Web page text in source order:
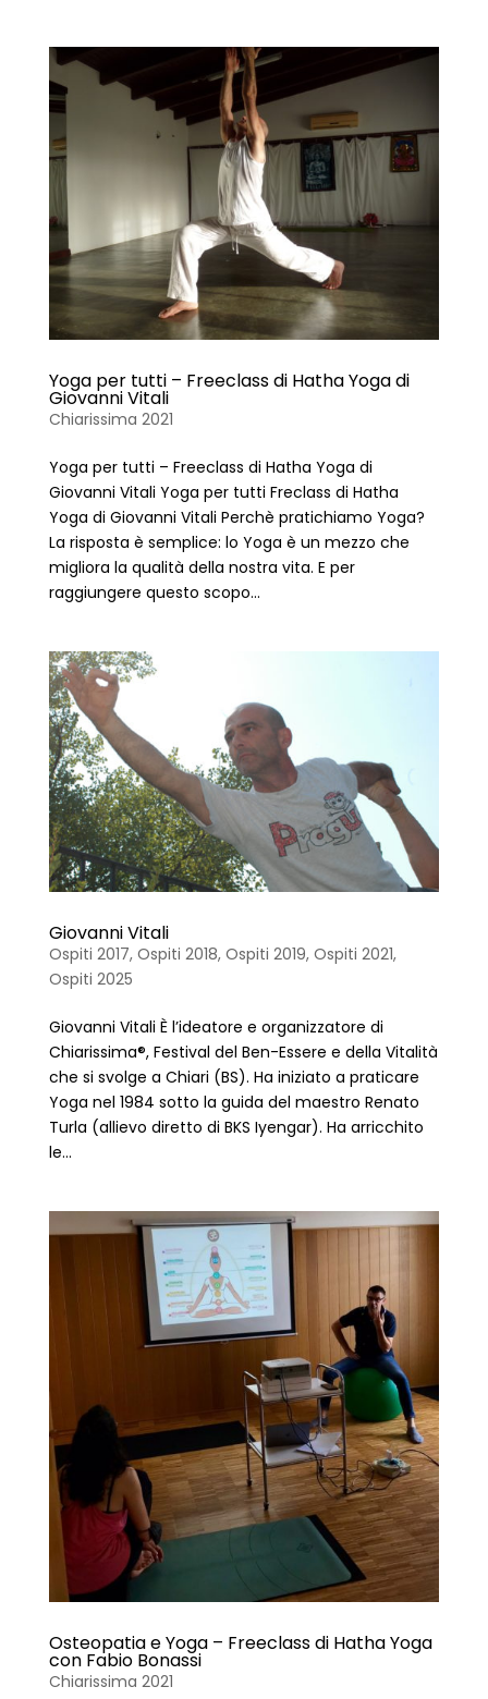
Yoga per tutti – Freeclass di Hatha Yoga di
Giovanni Vitali
Chiarissima 2021
Yoga per tutti – Freeclass di Hatha Yoga di
Giovanni Vitali Yoga per tutti Freclass di Hatha
Yoga di Giovanni Vitali Perchè pratichiamo Yoga?
La risposta è semplice: lo Yoga è un mezzo che
migliora la qualità della nostra vita. E per
raggiungere questo scopo...
Giovanni Vitali
Ospiti 2017, Ospiti 2018, Ospiti 2019, Ospiti 2021,
Ospiti 2025
Giovanni Vitali È l’ideatore e organizzatore di
Chiarissima®, Festival del Ben-Essere e della Vitalità
che si svolge a Chiari (BS). Ha iniziato a praticare
Yoga nel 1984 sotto la guida del maestro Renato
Turla (allievo diretto di BKS Iyengar). Ha arricchito
le...
Osteopatia e Yoga – Freeclass di Hatha Yoga
con Fabio Bonassi
Chiarissima 2021